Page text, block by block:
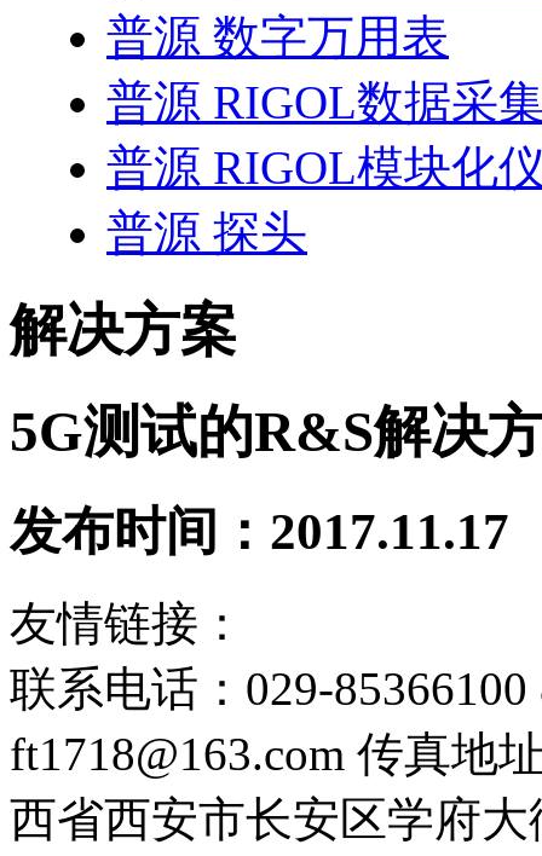
普源 数字万用表
普源 RIGOL数据采
普源 RIGOL模块化
普源 探头
解决方案
5G测试的R&S解决
发布时间：2017.11.17
友情链接：
联系电话：029-85366100
ft1718@163.com 传真地
西省西安市长安区学府